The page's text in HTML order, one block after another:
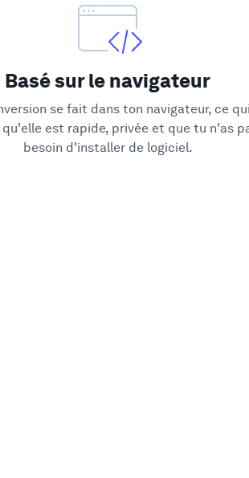
Basé sur le navigateur
se fait dans ton navigateur, ce
est rapide, privée et que tu n'as
besoin d'installer de logiciel.